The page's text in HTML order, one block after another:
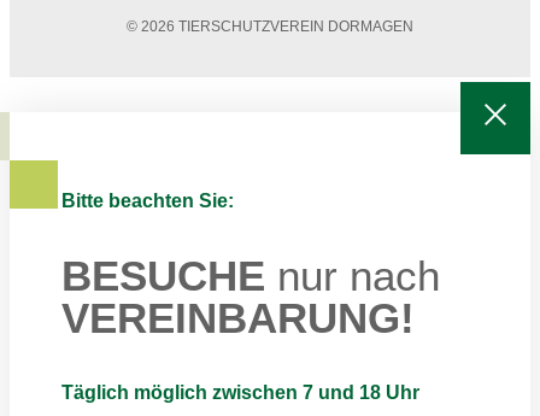
© 2026 TIERSCHUTZVEREIN DORMAGEN
Bitte beachten Sie:
BESUCHE nur nach
VEREINBARUNG!
Täglich möglich zwischen 7 und 18 Uhr